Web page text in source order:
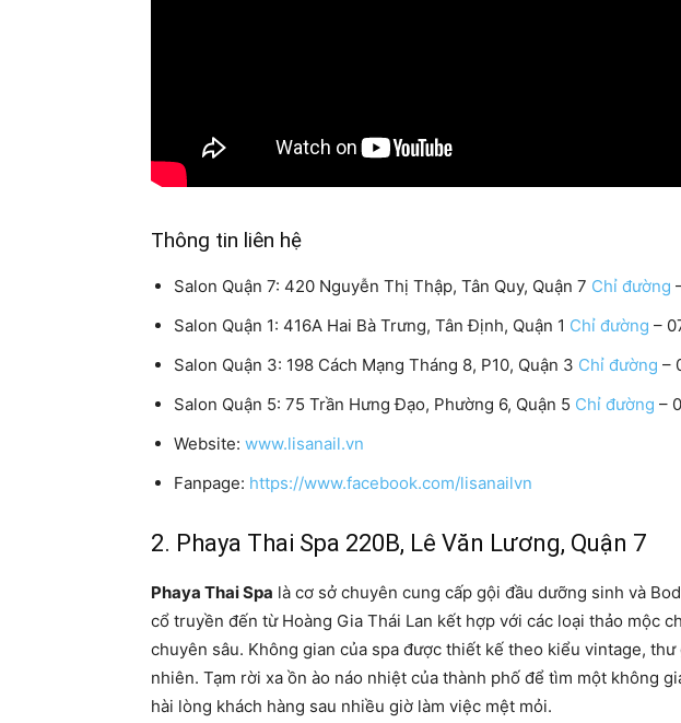
Thông tin liên hệ
Salon Quận 7: 420 Nguyễn Thị Thập, Tân Quy, Quận 7 Chỉ đường
Salon Quận 1: 416A Hai Bà Trưng, Tân Định, Quận 1 Chỉ đường –
Salon Quận 3: 198 Cách Mạng Tháng 8, P10, Quận 3 Chỉ đường –
Salon Quận 5: 75 Trần Hưng Đạo, Phường 6, Quận 5 Chỉ đường –
Website: www.lisanail.vn
Fanpage: https://www.facebook.com/lisanailvn
2. Phaya Thai Spa 220B, Lê Văn Lương, Quận 7
Phaya Thai Spa là cơ sở chuyên cung cấp gội đầu dưỡng sinh và
cổ truyền đến từ Hoàng Gia Thái Lan kết hợp với các loại thảo mộc
chuyên sâu. Không gian của spa được thiết kế theo kiểu vintage,
nhiên. Tạm rời xa ồn ào náo nhiệt của thành phố để tìm một không
hài lòng khách hàng sau nhiều giờ làm việc mệt mỏi.